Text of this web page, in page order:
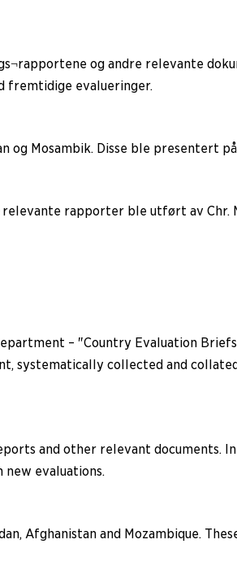
og andre relevante
fremtidige evalueringer.
og Mosambik. Disse ble presentert
rapporter ble utført av Chr.
– "Country Evaluation
systematically collected and
and other relevant documents.
evaluations.
Afghanistan and Mozambique.